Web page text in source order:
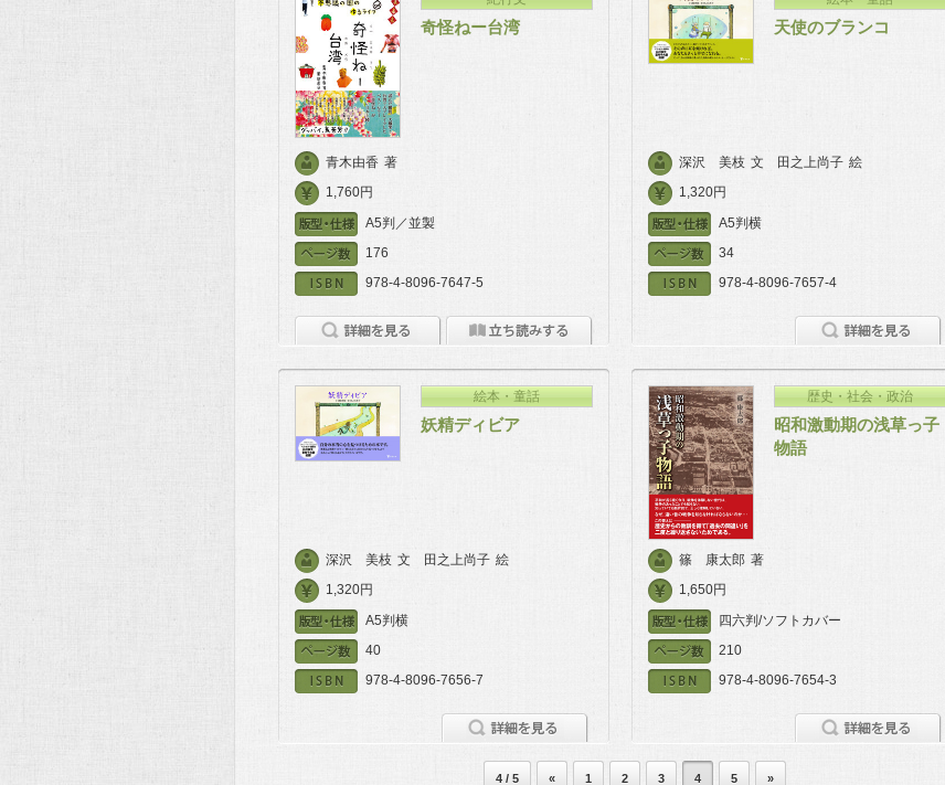
奇怪ねー台湾
青木由香 著
1,760円
A5判／並製
176
978-4-8096-7647-5
天使のブランコ
深沢 美枝 文 田之上尚子 絵
1,320円
A5判横
34
978-4-8096-7657-4
絵本・童話
妖精ディビア
深沢 美枝 文 田之上尚子 絵
1,320円
A5判横
40
978-4-8096-7656-7
歴史・社会・政治
昭和激動期の浅草っ子
物語
篠 康太郎 著
1,650円
四六判/ソフトカバー
210
978-4-8096-7654-3
4 / 5 « 1 2 3 4 5 »